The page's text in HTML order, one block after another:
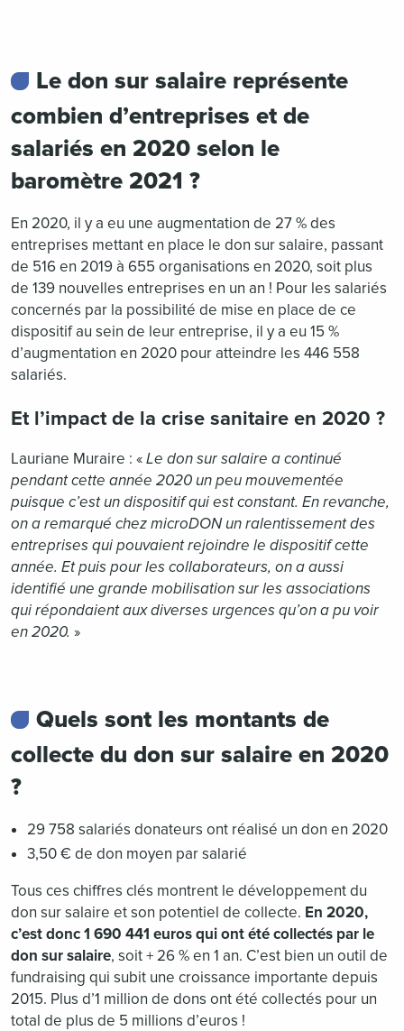
Le don sur salaire représente
combien d’entreprises et de
salariés en 2020 selon le
baromètre 2021 ?
En 2020, il y a eu une augmentation de 27 % des
entreprises mettant en place le don sur salaire, passant
de 516 en 2019 à 655 organisations en 2020, soit plus
de 139 nouvelles entreprises en un an ! Pour les salariés
concernés par la possibilité de mise en place de ce
dispositif au sein de leur entreprise, il y a eu 15 %
d’augmentation en 2020 pour atteindre les 446 558
salariés.
Et l’impact de la crise sanitaire en 2020 ?
Lauriane Muraire : «Le don sur salaire a continué
pendant cette année 2020 un peu mouvementée
puisque c’est un dispositif qui est constant. En revanche,
on a remarqué chez microDON un ralentissement des
entreprises qui pouvaient rejoindre le dispositif cette
année. Et puis pour les collaborateurs, on a aussi
identifié une grande mobilisation sur les associations
qui répondaient aux diverses urgences qu’on a pu voir
en 2020. »
Quels sont les montants de
collecte du don sur salaire en 2020
?
29 758 salariés donateurs ont réalisé un don en 2020
3,50 € de don moyen par salarié
Tous ces chiffres clés montrent le développement du
don sur salaire et son potentiel de collecte. En 2020,
c’est donc 1 690 441 euros qui ont été collectés par le
don sur salaire, soit + 26 % en 1 an. C’est bien un outil de
fundraising qui subit une croissance importante depuis
2015. Plus d’1 million de dons ont été collectés pour un
total de plus de 5 millions d’euros !